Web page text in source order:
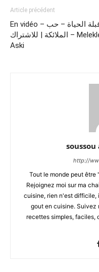
Article précédent
En vidéo – قبلة الحياة – حب
الملائكة | للاشتراك – Meleklerin
Aski
http://
Tout le monde peut
Rejoignez moi sur ma
cuisine, rien n'est difficile,
gout en cuisine. Suivez
recettes simples, faciles,